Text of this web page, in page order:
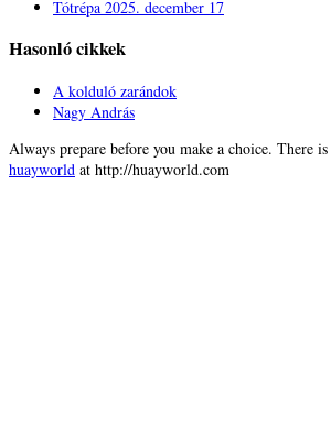
Tótrépa 2025. december 17
Hasonló cikkek
A kolduló zarándok
Nagy András
Always prepare before you make a choice. There
huayworld at http://huayworld.com